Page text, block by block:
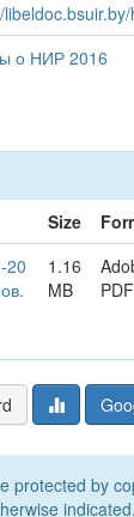
о НИР 2016
Size
20
1.16
MB
PDF
protected by
indicated.